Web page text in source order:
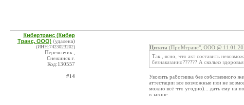
Кибертранс (Кибер
Транс, ООО) (удалена)
(ИНН:7423023202)
Перевозчик ,
Снежинск г.
Код:130557
#14
Цитата (ПроМтранс", ООО @
Так , ясно, что акт составить
безнаказанно?????? А сколько
Уволить работника без собственного
аттестации все возможные или не
можно всё что угодно)....дать ему на
в законе